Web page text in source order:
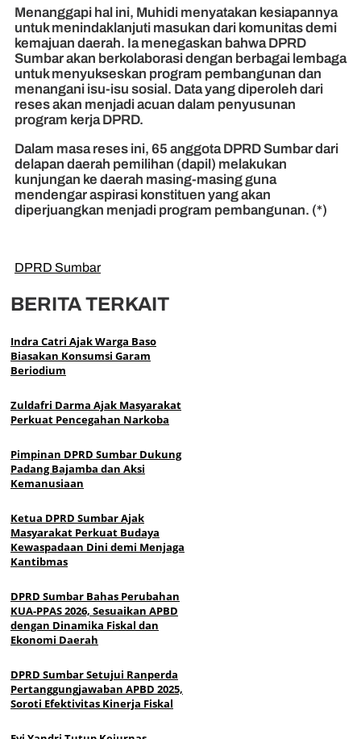
Menanggapi hal ini, Muhidi menyatakan kesiapannya
untuk menindaklanjuti masukan dari komunitas demi
kemajuan daerah. Ia menegaskan bahwa DPRD
Sumbar akan berkolaborasi dengan berbagai lembaga
untuk menyukseskan program pembangunan dan
menangani isu-isu sosial. Data yang diperoleh dari
reses akan menjadi acuan dalam penyusunan
program kerja DPRD.
Dalam masa reses ini, 65 anggota DPRD Sumbar dari
delapan daerah pemilihan (dapil) melakukan
kunjungan ke daerah masing-masing guna
mendengar aspirasi konstituen yang akan
diperjuangkan menjadi program pembangunan. (*)
DPRD Sumbar
BERITA TERKAIT
Indra Catri Ajak Warga Baso
Biasakan Konsumsi Garam
Beriodium
Zuldafri Darma Ajak Masyarakat
Perkuat Pencegahan Narkoba
Pimpinan DPRD Sumbar Dukung
Padang Bajamba dan Aksi
Kemanusiaan
Ketua DPRD Sumbar Ajak
Masyarakat Perkuat Budaya
Kewaspadaan Dini demi Menjaga
Kantibmas
DPRD Sumbar Bahas Perubahan
KUA-PPAS 2026, Sesuaikan APBD
dengan Dinamika Fiskal dan
Ekonomi Daerah
DPRD Sumbar Setujui Ranperda
Pertanggungjawaban APBD 2025,
Soroti Efektivitas Kinerja Fiskal